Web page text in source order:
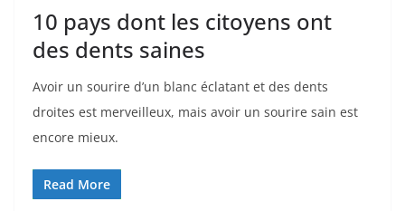
10 pays dont les citoyens ont
des dents saines
Avoir un sourire d’un blanc éclatant et des dents
droites est merveilleux, mais avoir un sourire sain est
encore mieux.
Read More